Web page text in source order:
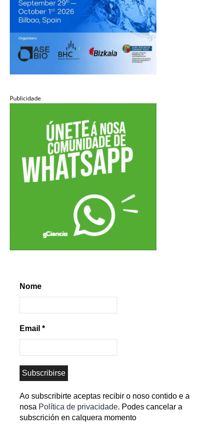
Publicidade
Nome
Email *
Ao subscribirte aceptas recibir o noso contido e a
nosa Política de privacidade. Podes cancelar a
subscrición en calquera momento